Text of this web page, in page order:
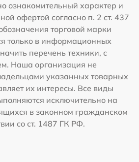
ознакомительный характер и
офертой согласно п. 2 ст. 437
торговой марки
только в информационных
перечень техники, с
Наша организация не
указанных товарных
их интересы. Все виды
исключительно на
в законном гражданском
со ст. 1487 ГК РФ.